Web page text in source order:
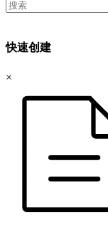
快速创建
×